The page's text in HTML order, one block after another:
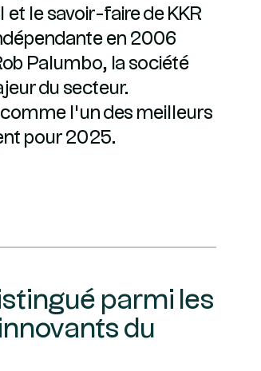
et le savoir-faire de KKR
en 2006
Palumbo, la société
du secteur.
l’un des meilleurs
pour 2025.
parmi les
du